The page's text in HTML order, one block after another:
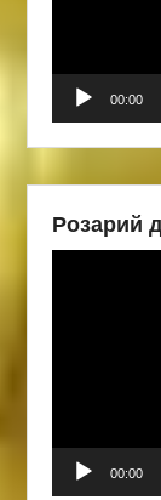
00:00
Розарий
00:00